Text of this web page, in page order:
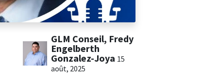
GLM Conseil, Fredy
Engelberth
Gonzalez-Joya 15
août, 2025